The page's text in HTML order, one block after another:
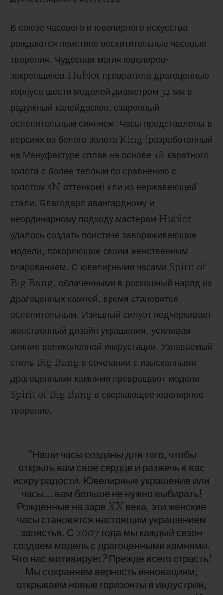
В союзе часового и ювелирного искусства
рождаются поистине восхитительные часовые
творения. Чудесная магия ювелиров-
закрепщиков Hublot превратила драгоценные
корпуса шести моделей диаметром 32 мм в
радужный калейдоскоп, озаренный
ослепительным сиянием. Часы представлены в
версиях из белого золота King (разработанный
на Мануфактуре сплав на основе 18-каратного
золота с более теплым по сравнению с
золотом 5N оттенком) или из нержавеющей
стали. Благодаря авангардному и
неординарному подходу мастерам Hublot
удалось создать поистине завораживающие
модели, покоряющие своим женственным
очарованием. С ювелирными часами Spirit of
Big Bang, облаченными в роскошный наряд из
драгоценных камней, время становится
ослепительным. Изящный силуэт подчеркивает
женственный дизайн украшения, усиливая
сияние великолепной инкрустации. Узнаваемый
стиль Big Bang в сочетании с изысканными
драгоценными камнями превращают модели
Spirit of Big Bang в сверкающее ювелирное
творение.
“Наши часы созданы для того, чтобы
открыть вам свое сердце и разжечь в вас
искру радости. Ювелирные украшение или
часы... вам больше не нужно выбирать!
Рожденные на заре XX века, эти женские
часы становятся настоящим украшением
запястья. С 2007 года мы каждый сезон
создаем модель с драгоценными камнями.
Что нас мотивирует? Прежде всего страсть!
Мы сохраняем верность инновациям,
открываем новые горизонты в индустрии,
БЕСПЛАТНАЯ ДОСТАВКА И ВОЗВРАТ
ПОДАРОЧНЫЙ ЧЕХОЛ
КОНТАКТЫ
НАЙТИ БУТИК